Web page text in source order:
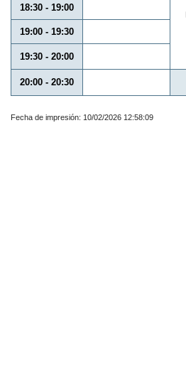
18:30 - 19:00
19:00 - 19:30
19:30 - 20:00
20:00 - 20:30
Fecha de impresión: 10/02/2026 12:58:09